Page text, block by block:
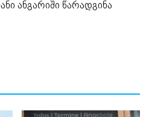
ანგარიში წარადგინა